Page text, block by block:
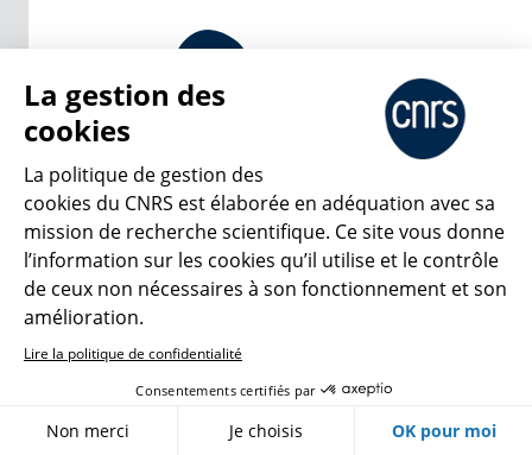
Créer un compte
Accessibilité : non conforme
La gestion des
cookies
La politique de gestion des
cookies du CNRS est élaborée en adéquation avec sa
mission de recherche scientifique. Ce site vous donne
l’information sur les cookies qu’il utilise et le contrôle
de ceux non nécessaires à son fonctionnement et son
amélioration.
Lire la politique de confidentialité
Consentements certifiés par
Non merci Je choisis OK pour moi